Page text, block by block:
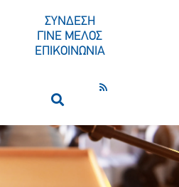
ΣΥΝΔΕΣΗ
ΓΙΝΕ ΜΕΛΟΣ
ΕΠΙΚΟΙΝΩΝΙΑ